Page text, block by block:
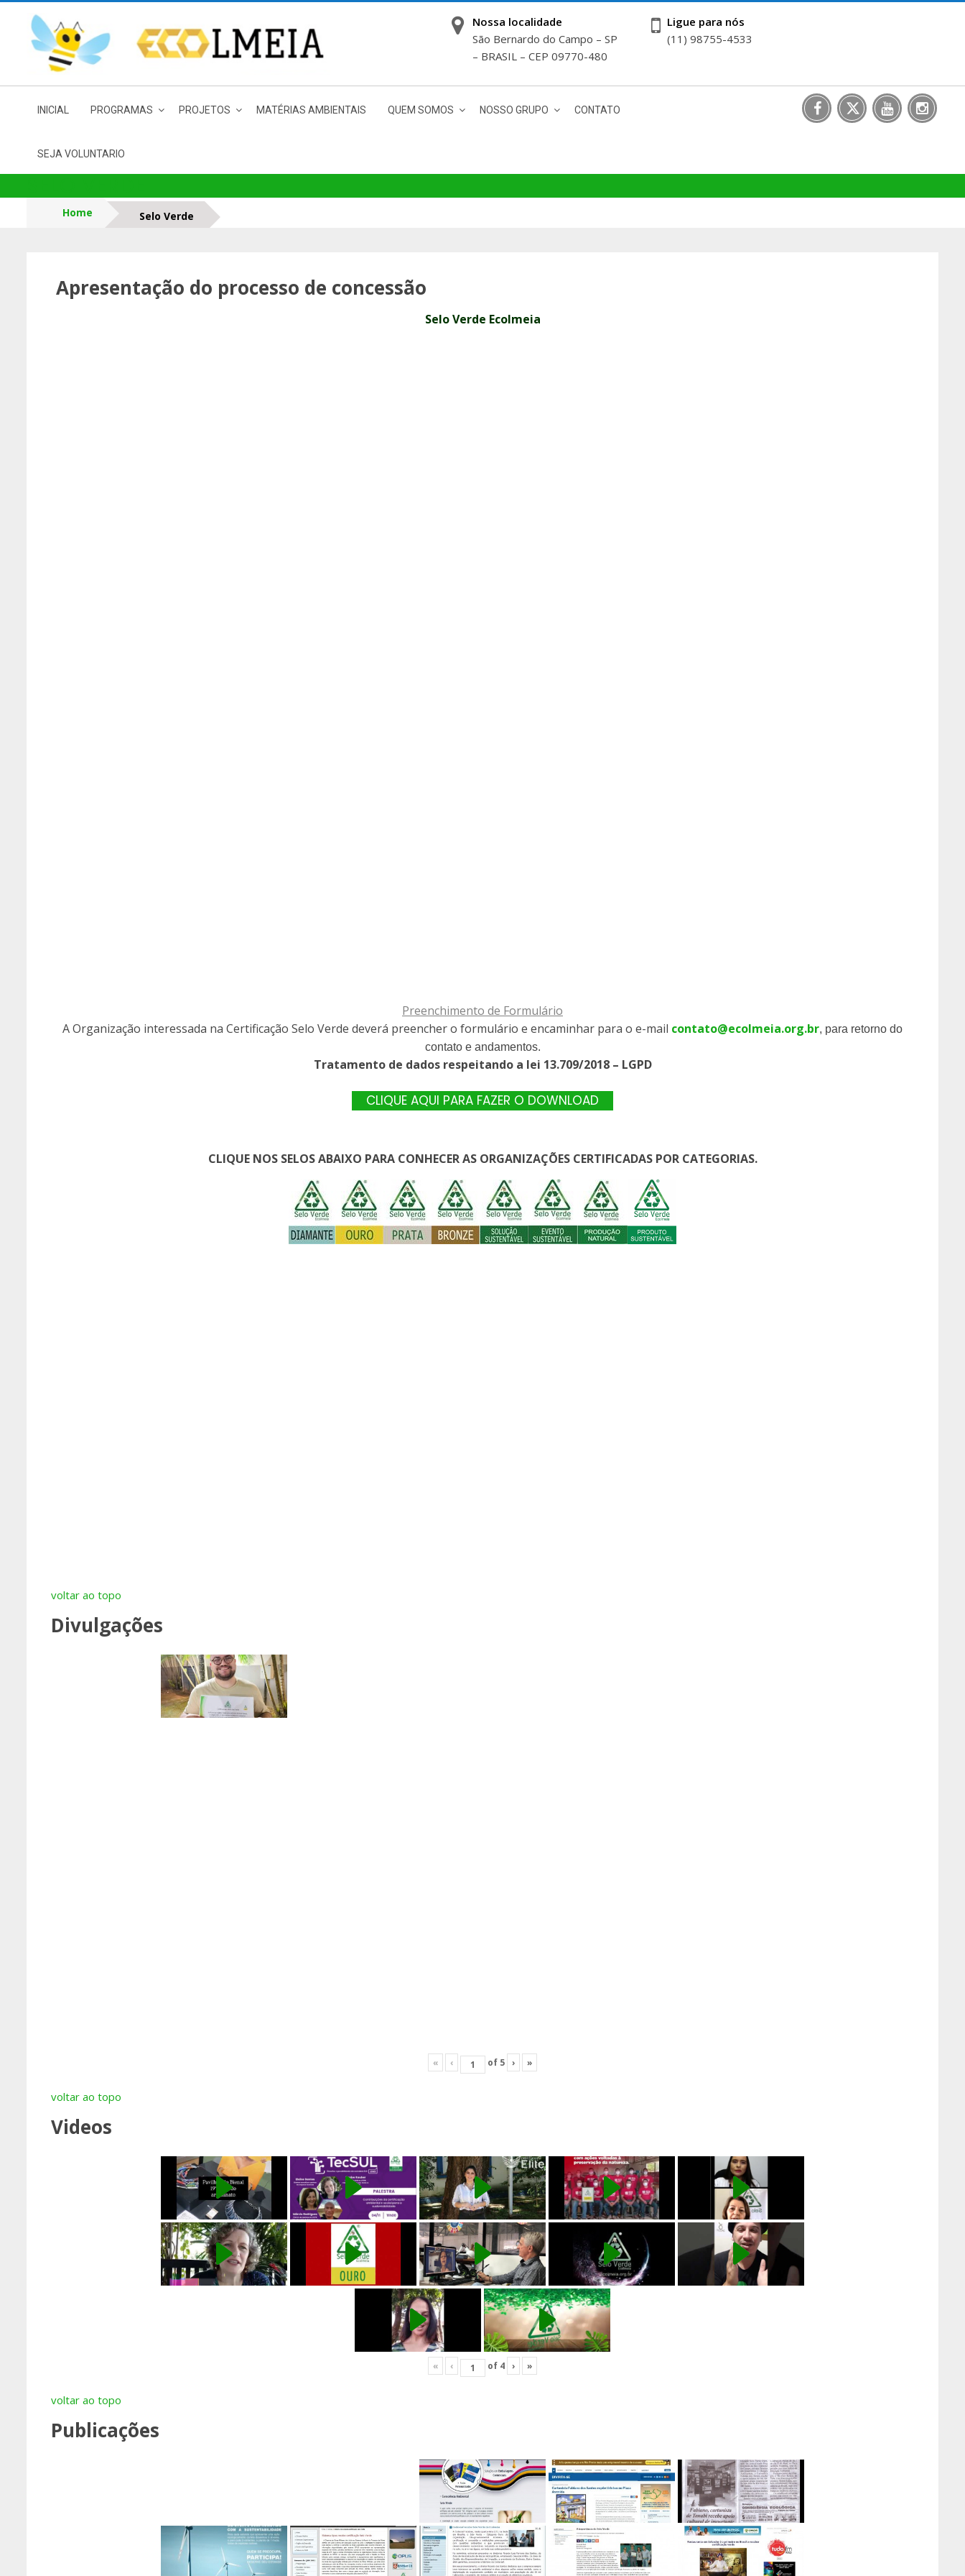
content
Nossa localidade
São Bernardo do Campo – SP
– BRASIL – CEP 09770-480
Ligue para nós
(11) 98755-4533
INICIAL PROGRAMAS PROJETOS MATÉRIAS AMBIENTAIS QUEM SOMOS NOSSO GRUPO CONTATO
SEJA VOLUNTARIO
Home Selo Verde
Apresentação do processo de concessão
Selo Verde Ecolmeia
Preenchimento de Formulário
A Organização interessada na Certificação Selo Verde deverá preencher o formulário e encaminhar para o e-mail contato@ecolmeia.org.br, para retorno do
contato e andamentos.
Tratamento de dados respeitando a lei 13.709/2018 – LGPD
CLIQUE AQUI PARA FAZER O DOWNLOAD
CLIQUE NOS SELOS ABAIXO PARA CONHECER AS ORGANIZAÇÕES CERTIFICADAS POR CATEGORIAS.
voltar ao topo
Divulgações
« ‹ of 5 › »
voltar ao topo
Videos
« ‹ of 4 › »
voltar ao topo
Publicações